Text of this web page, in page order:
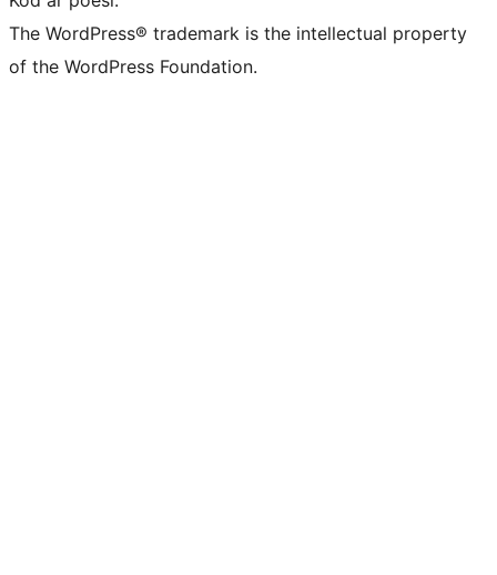
The WordPress® trademark is the intellectual property
of the WordPress Foundation.